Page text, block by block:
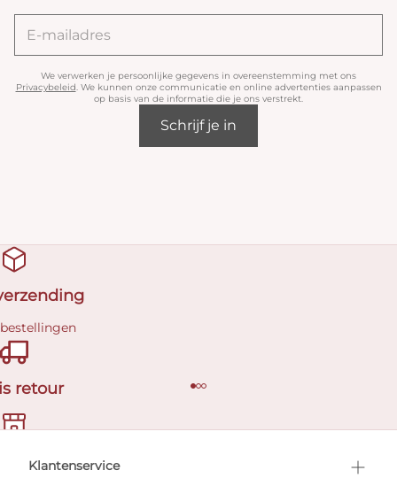
We verwerken je persoonlijke gegevens in overeenstemming met ons
Privacybeleid. We kunnen onze communicatie en online advertenties aanpassen
op basis van de informatie die je ons verstrekt.
Schrijf je in
retour
afspraak
Klantenservice